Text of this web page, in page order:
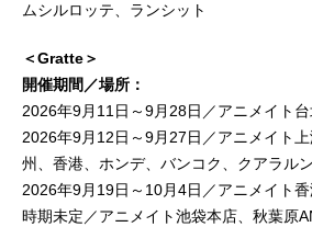
ムシルロッテ、ランシット
＜Gratte＞
開催期間／場所：
2026年9月11日～9月28日／アニメイト
2026年9月12日～9月27日／アニメイト
州、香港、ホンデ、バンコク、クアラル
2026年9月19日～10月4日／アニメイト
時期未定／アニメイト池袋本店、秋葉原